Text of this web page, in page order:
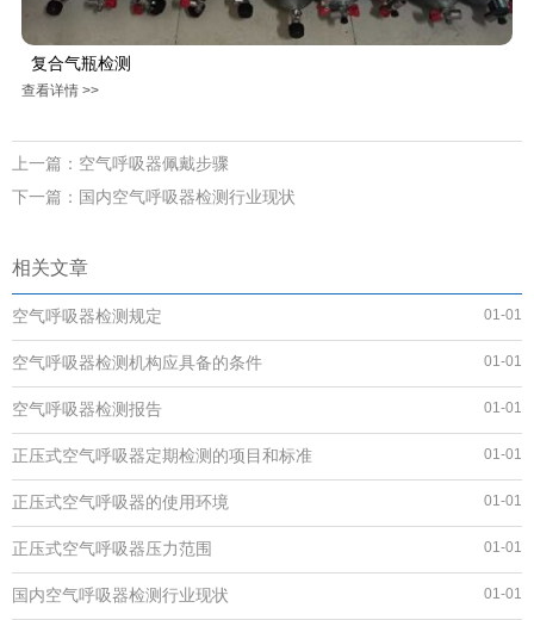
复合气瓶检测
查看详情 >>
上一篇： 空气呼吸器佩戴步骤
下一篇： 国内空气呼吸器检测行业现状
相关文章
空气呼吸器检测规定 01-01
空气呼吸器检测机构应具备的条件 01-01
空气呼吸器检测报告 01-01
正压式空气呼吸器定期检测的项目和标准 01-01
正压式空气呼吸器的使用环境 01-01
正压式空气呼吸器压力范围 01-01
国内空气呼吸器检测行业现状 01-01